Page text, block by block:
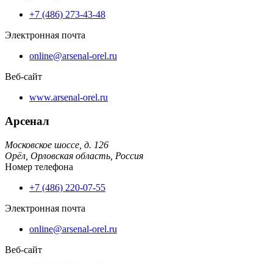
+7 (486) 273-43-48
Электронная почта
online@arsenal-orel.ru
Веб-сайт
www.arsenal-orel.ru
Арсенал
Московское шоссе, д. 126
Орёл, Орловская область, Россия
Номер телефона
+7 (486) 220-07-55
Электронная почта
online@arsenal-orel.ru
Веб-сайт